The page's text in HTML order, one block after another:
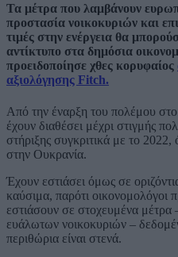
Τα μέτρα που λαμβάνουν
προστασία νοικοκυριών και
τιμές στην ενέργεια θα
αντίκτυπο στα δημόσια
προειδοποίησε χθες κορυφαίος
αξιολόγησης Fitch.
Από την έναρξη του πολέμου
έχουν διαθέσει μέχρι στιγμής
στήριξης συγκριτικά με το
στην Ουκρανία.
Έχουν εστιάσει όμως σε
καύσιμα, παρότι οικονομολόγοι
εστιάσουν σε στοχευμένα μέτρα
ευάλωτων νοικοκυριών –
περιθώρια είναι στενά.